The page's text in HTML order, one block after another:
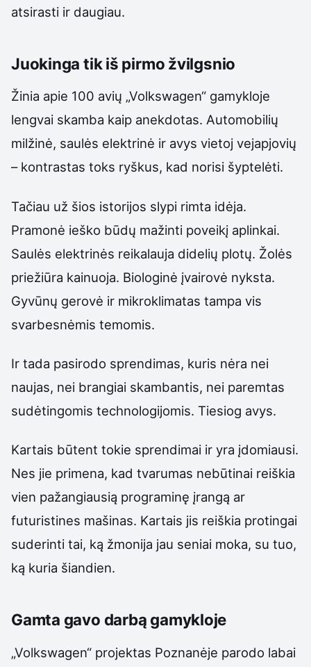
atsirasti ir daugiau.
Juokinga tik iš pirmo žvilgsnio
Žinia apie 100 avių „Volkswagen“ gamykloje
lengvai skamba kaip anekdotas. Automobilių
milžinė, saulės elektrinė ir avys vietoj vejapjovių
– kontrastas toks ryškus, kad norisi šyptelėti.
Tačiau už šios istorijos slypi rimta idėja.
Pramonė ieško būdų mažinti poveikį aplinkai.
Saulės elektrinės reikalauja didelių plotų. Žolės
priežiūra kainuoja. Biologinė įvairovė nyksta.
Gyvūnų gerovė ir mikroklimatas tampa vis
svarbesnėmis temomis.
Ir tada pasirodo sprendimas, kuris nėra nei
naujas, nei brangiai skambantis, nei paremtas
sudėtingomis technologijomis. Tiesiog avys.
Kartais būtent tokie sprendimai ir yra įdomiausi.
Nes jie primena, kad tvarumas nebūtinai reiškia
vien pažangiausią programinę įrangą ar
futuristines mašinas. Kartais jis reiškia protingai
suderinti tai, ką žmonija jau seniai moka, su tuo,
ką kuria šiandien.
Gamta gavo darbą gamykloje
„Volkswagen“ projektas Poznanėje parodo labai